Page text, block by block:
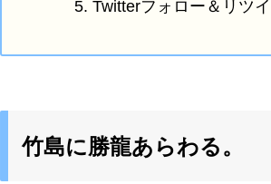
Twitterフォロー＆リツ
竹島に勝龍あらわる。